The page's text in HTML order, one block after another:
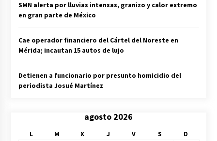
SMN alerta por lluvias intensas, granizo y calor extremo
en gran parte de México
Cae operador financiero del Cártel del Noreste en
Mérida; incautan 15 autos de lujo
Detienen a funcionario por presunto homicidio del
periodista Josué Martínez
agosto 2026
L M X J V S
D